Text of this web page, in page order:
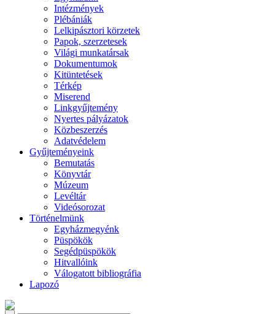
Intézmények
Plébániák
Lelkipásztori körzetek
Papok, szerzetesek
Világi munkatársak
Dokumentumok
Kitüntetések
Térkép
Miserend
Linkgyűjtemény
Nyertes pályázatok
Közbeszerzés
Adatvédelem
Gyűjteményeink
Bemutatás
Könyvtár
Múzeum
Levéltár
Videósorozat
Történelmünk
Egyházmegyénk
Püspökök
Segédpüspökök
Hitvallóink
Válogatott bibliográfia
Lapozó